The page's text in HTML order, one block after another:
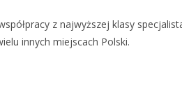
z najwyższej klasy
innych miejscach Polski.